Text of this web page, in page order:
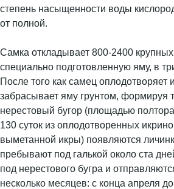
степень насыщенности воды
от полной.
Самка откладывает 800-2400 крупных
специально подготовленную яму, в
После того как самец оплодотворяет
забрасывает яму грунтом, формируя
нерестовый бугор (площадью
130 суток из оплодотворенных
выметанной икры) появляются
пребывают под галькой около ста
под нерестового бугра и
несколько месяцев: с конца апреля